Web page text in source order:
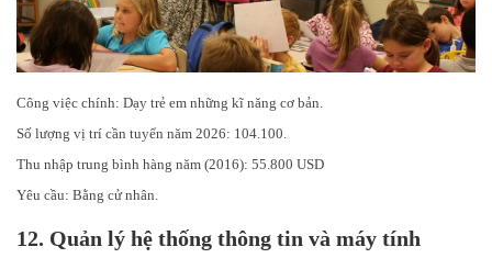
Công việc chính: Dạy trẻ em những kĩ năng cơ bản.
Số lượng vị trí cần tuyển năm 2026: 104.100.
Thu nhập trung bình hàng năm (2016): 55.800 USD
Yêu cầu: Bằng cử nhân.
12. Quản lý hệ thống thông tin và máy tính